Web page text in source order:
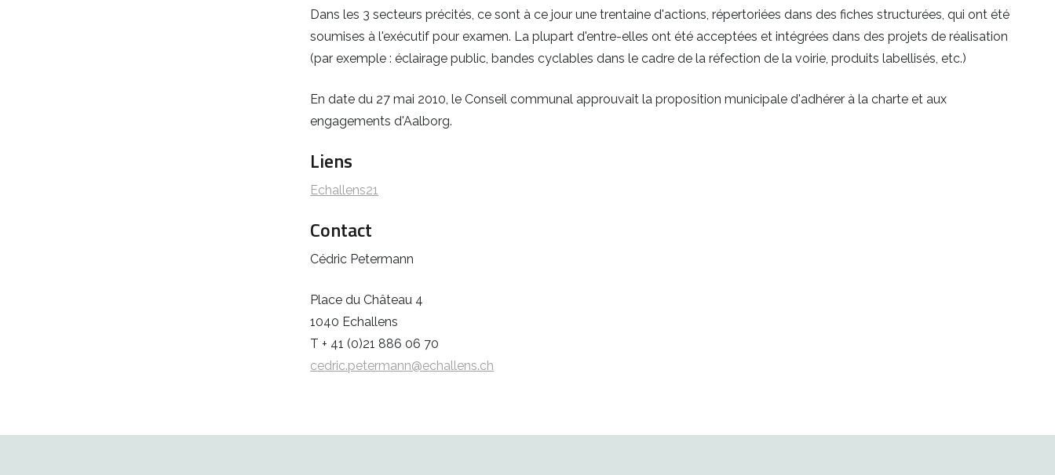
Dans les 3 secteurs précités, ce sont à ce jour une trentaine d'actions, répertoriées dans des fiches structurées, qui ont été
soumises à l'exécutif pour examen. La plupart d'entre-elles ont été acceptées et intégrées dans des projets de réalisation
(par exemple : éclairage public, bandes cyclables dans le cadre de la réfection de la voirie, produits labellisés, etc.)
En date du 27 mai 2010, le Conseil communal approuvait la proposition municipale d'adhérer à la charte et aux
engagements d'Aalborg.
Liens
Echallens21
Contact
Cédric Petermann
Place du Château 4
1040 Echallens
T + 41 (0)21 886 06 70
cedric.petermann@echallens.ch